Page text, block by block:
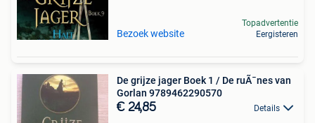
Bezoek website
Topadvertentie
Eergisteren
De grijze jager Boek 1 / De ruÃ¯nes van
Gorlan 9789462290570
€ 24,85 Details